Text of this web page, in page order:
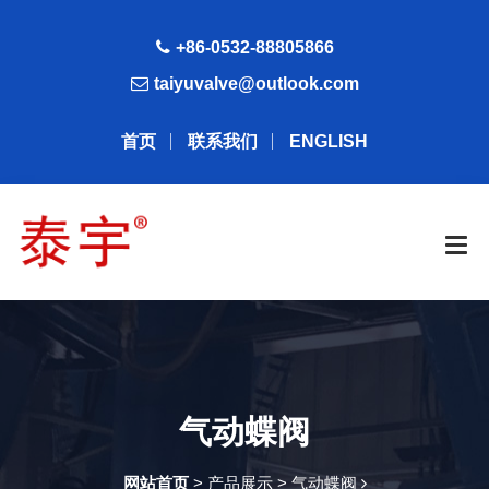
+86-0532-88805866
taiyuvalve@outlook.com
首页 联系我们 ENGLISH
气动蝶阀
网站首页> 产品展示 > 气动蝶阀